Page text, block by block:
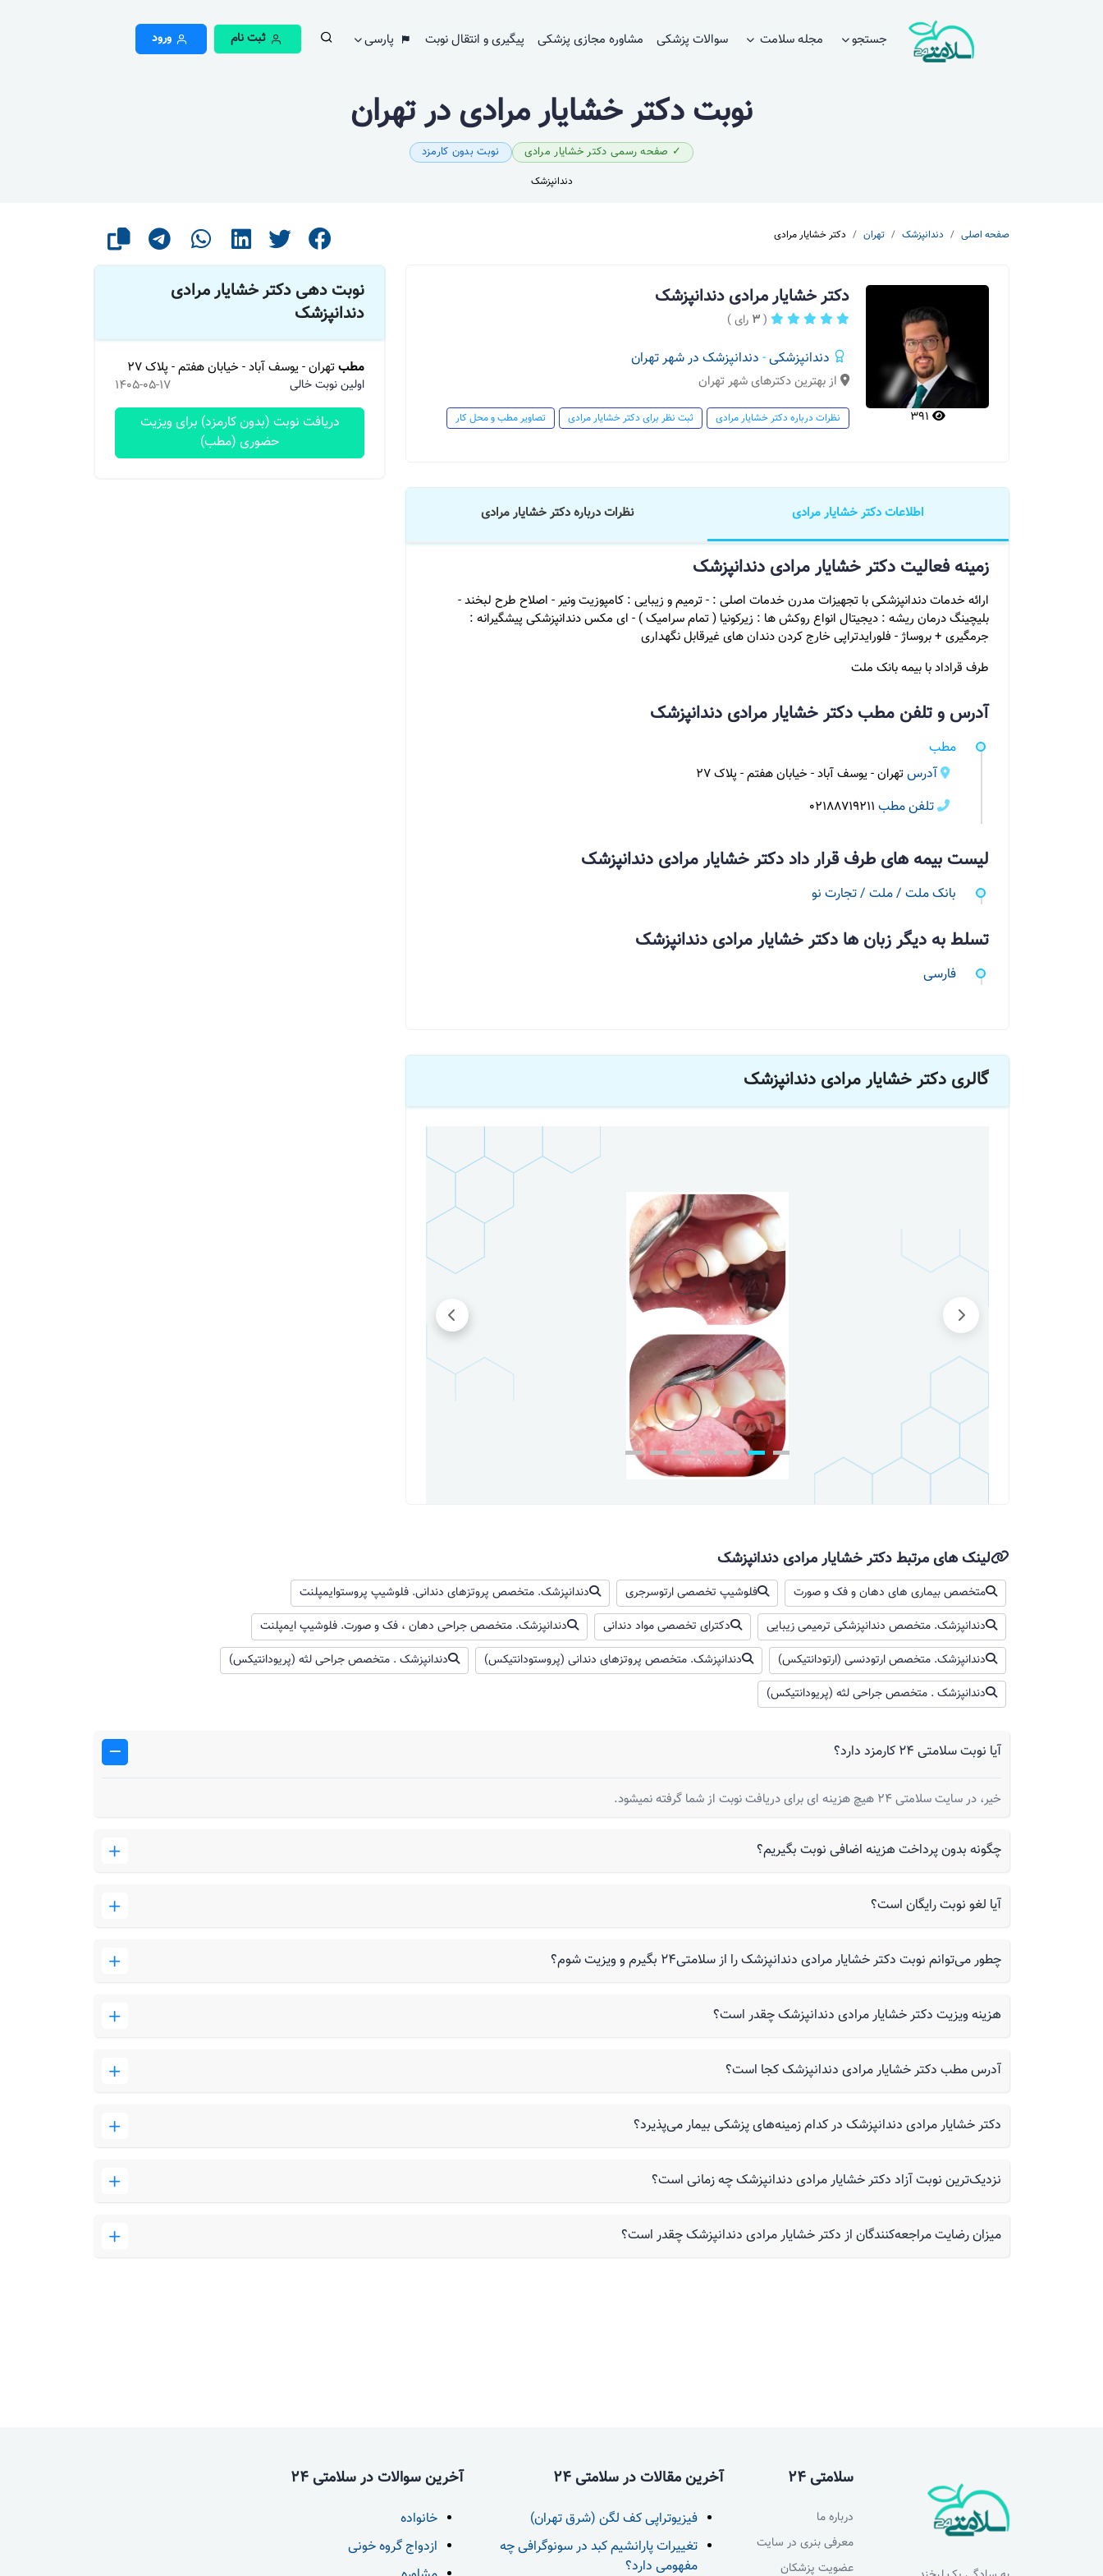
جستجو مجله سلامت سوالات پزشکی مشاوره مجازی پزشکی پیگیری و انتقال نوبت پارسی ثبت نام ورود
نوبت دکتر خشایار مرادی در تهران
✓ صفحه رسمی دکتر خشایار مرادی نوبت بدون کارمزد
دندانپزشک
صفحه اصلی دندانپزشک تهران دکتر خشایار مرادی
دکتر خشایار مرادی دندانپزشک
(
3 رای )
دندانپزشکی- دندانپزشک در شهر تهران
از بهترین دکترهای شهر تهران
نظرات درباره دکتر خشایار مرادی ثبت نظر برای دکتر خشایار مرادی تصاویر مطب و محل کار
اطلاعات دکتر خشایار مرادی نظرات درباره دکتر خشایار مرادی
زمینه فعالیت دکتر خشایار مرادی دندانپزشک
ارائه خدمات دندانپزشکی با تجهیزات مدرن خدمات اصلی : - ترمیم و زیبایی : کامپوزیت ونیر - اصلاح طرح لبخند -
بلیچینگ درمان ریشه : دیجیتال انواع روکش ها : زیرکونیا ( تمام سرامیک ) - ای مکس دندانپزشکی پیشگیرانه :
جرمگیری + بروساژ - فلورایدتراپی خارج کردن دندان های غیرقابل نگهداری
طرف قراداد با بیمه بانک ملت
آدرس و تلفن مطب دکتر خشایار مرادی دندانپزشک
مطب
آدرستهران - یوسف آباد - خیابان هفتم - پلاک ۲۷
تلفن مطب
لیست بیمه های طرف قرار داد دکتر خشایار مرادی دندانپزشک
بانک ملت / ملت / تجارت نو
تسلط به دیگر زبان ها دکتر خشایار مرادی دندانپزشک
فارسی
گالری دکتر خشایار مرادی دندانپزشک
نوبت دهی دکتر خشایار مرادی
دندانپزشک
مطبتهران - یوسف آباد - خیابان هفتم - پلاک ۲۷
اولین نوبت خالی 1405-05-17
دریافت نوبت (بدون کارمزد) برای ویزیت
حضوری (مطب)
لینک های مرتبط دکتر خشایار مرادی دندانپزشک
متخصص بیماری های دهان و فک و صورت فلوشیپ تخصصی ارتوسرجری
دندانپزشک. متخصص پروتزهای دندانی. فلوشیپ پروستوایمپلنت
دندانپزشک. متخصص دندانپزشکی ترمیمی زیبایی
دکترای تخصصی مواد دندانی
دندانپزشک. متخصص جراحی دهان ، فک و صورت. فلوشیپ ایمپلنت
دندانپزشک. متخصص ارتودنسی (ارتودانتیکس)
دندانپزشک. متخصص پروتزهای دندانی (پروستودانتیکس)
دندانپزشک . متخصص جراحی لثه (پریودانتیکس)
دندانپزشک . متخصص جراحی لثه (پریودانتیکس)
آیا نوبت سلامتی 24 کارمزد دارد؟
خیر، در سایت سلامتی 24 هیچ هزینه ای برای دریافت نوبت از شما گرفته نمیشود.
چگونه بدون پرداخت هزینه اضافی نوبت بگیریم؟
آیا لغو نوبت رایگان است؟
چطور می‌توانم نوبت دکتر خشایار مرادی دندانپزشک را از سلامتی۲۴ بگیرم و ویزیت شوم؟
هزینه ویزیت دکتر خشایار مرادی دندانپزشک چقدر است؟
آدرس مطب دکتر خشایار مرادی دندانپزشک کجا است؟
دکتر خشایار مرادی دندانپزشک در کدام زمینه‌های پزشکی بیمار می‌پذیرد؟
نزدیک‌ترین نوبت آزاد دکتر خشایار مرادی دندانپزشک چه زمانی است؟
میزان رضایت مراجعه‌کنندگان از دکتر خشایار مرادی دندانپزشک چقدر است؟
سلامتی 24
درباره ما
معرفی بنری در سایت
عضویت پزشکان
آخرین مقالات در سلامتی 24
فیزیوتراپی کف لگن (شرق تهران)
تغییرات پارانشیم کبد در سونوگرافی چه
مفهومی دارد؟
آخرین سوالات در سلامتی 24
خانواده
ازدواج گروه خونی